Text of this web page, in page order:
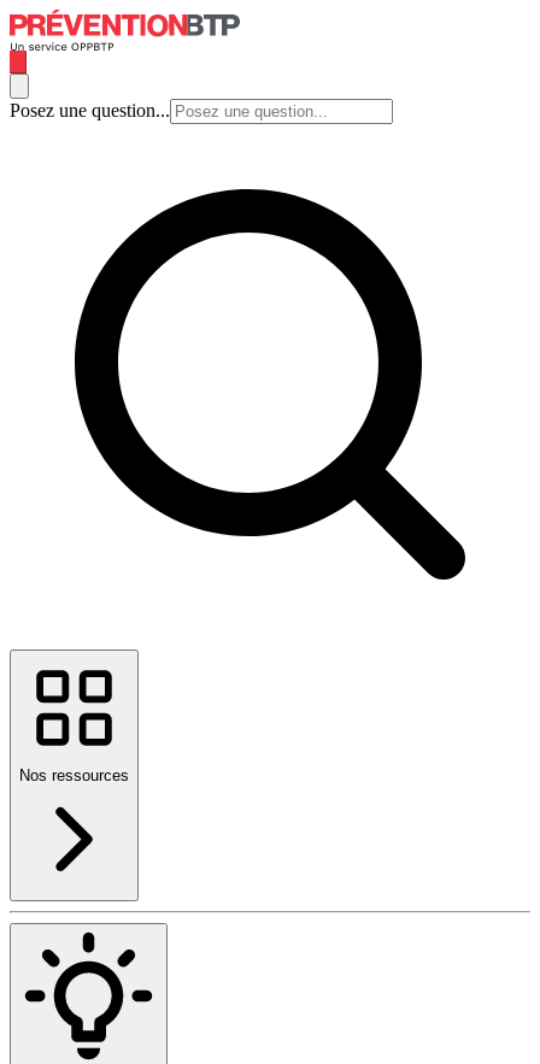
Posez une question...
Nos ressources